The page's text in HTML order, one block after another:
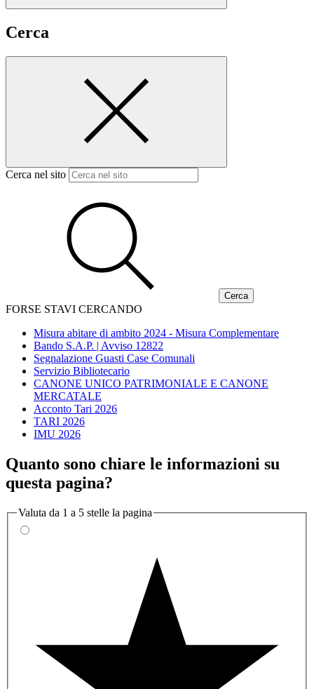
Cerca
Cerca nel sito
FORSE STAVI CERCANDO
Misura abitare di ambito 2024 - Misura Complementare
Bando S.A.P. | Avviso 12822
Segnalazione Guasti Case Comunali
Servizio Bibliotecario
CANONE UNICO PATRIMONIALE E CANONE
MERCATALE
Acconto Tari 2026
TARI 2026
IMU 2026
Quanto sono chiare le informazioni su
questa pagina?
Valuta da 1 a 5 stelle la pagina